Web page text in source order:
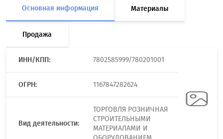
Основная информация Материалы
Продажа
ИНН/КПП: 7802585999/780201001
ОГРН: 1167847282624
Вид деятельности:
ТОРГОВЛЯ РОЗНИЧНАЯ
СТРОИТЕЛЬНЫМИ
МАТЕРИАЛАМИ И